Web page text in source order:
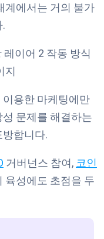
계에서는 거의 불가
지
용한 마케팅에만
문제를 해결하는
합니다.
거버넌스 참여, 코인
육성에도 초점을 두